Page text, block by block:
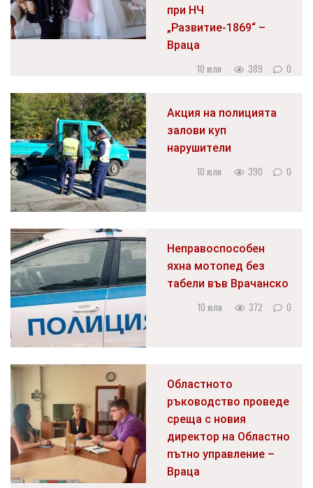
при НЧ
„Развитие-1869“ –
Враца
10 юли 389 0
Акция на полицията
залови куп
нарушители
10 юли 390 0
Неправоспособен
яхна мотопед без
табели във Врачанско
10 юли 372 0
Областното
ръководство проведе
среща с новия
директор на Областно
пътно управление –
Враца